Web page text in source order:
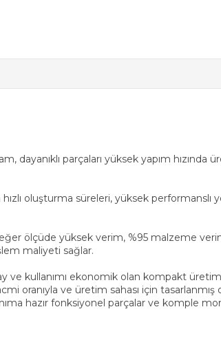
dayanıklı parçaları yüksek yapım
oluşturma süreleri, yüksek
ölçüde yüksek verim, %95 malzeme
maliyeti sağlar.
kullanımı ekonomik olan kompakt üretim
oranıyla ve üretim sahası için
hazır fonksiyonel parçalar ve komple